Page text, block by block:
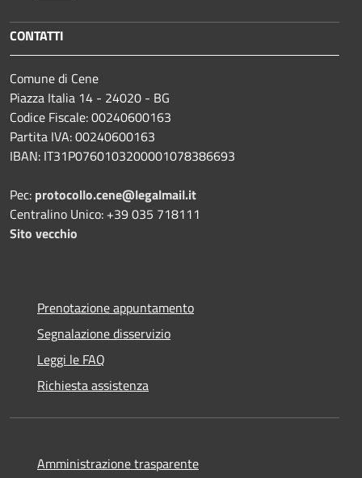
CONTATTI
Comune di Cene
Piazza Italia 14 - 24020 - BG
Codice Fiscale: 00240600163
Partita IVA: 00240600163
IBAN: IT31P0760103200001078386693
Pec: protocollo.cene@legalmail.it
Centralino Unico: +39 035 718111
Sito vecchio
Prenotazione appuntamento
Segnalazione disservizio
Leggi le FAQ
Richiesta assistenza
Amministrazione trasparente